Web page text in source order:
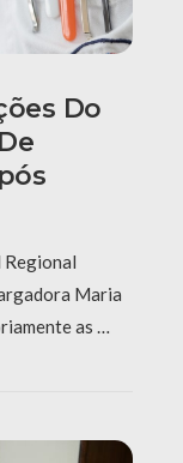
Do
Regional
Maria
as …